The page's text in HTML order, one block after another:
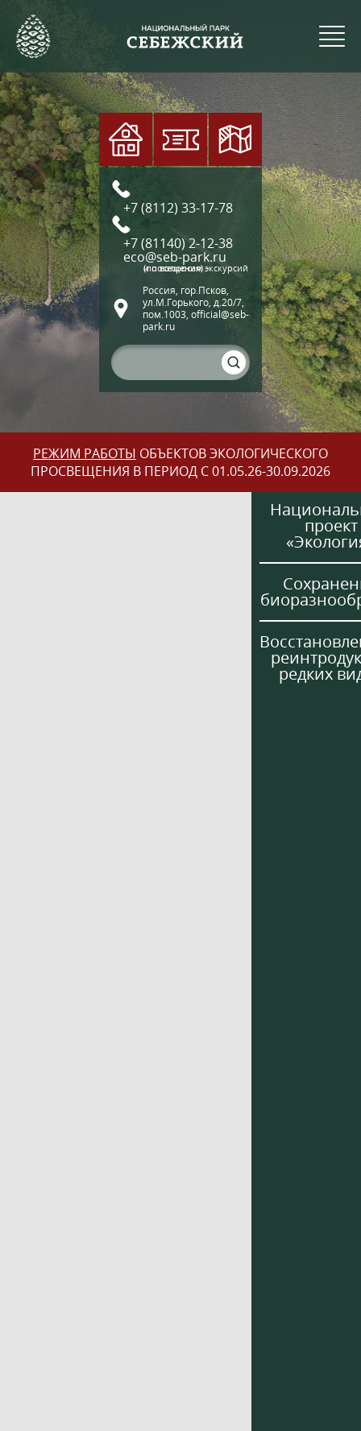
+7 (8112) 33-17-78
+7 (81140) 2-12-38
eco@seb-park.ru
(по вопросам экскурсий и посещения)
Россия, гор.Псков,
ул.М.Горького, д.20/7,
пом.1003, official@seb-
park.ru
РЕЖИМ РАБОТЫ ОБЪЕКТОВ ЭКОЛОГИЧЕСКОГО
ПРОСВЕЩЕНИЯ В ПЕРИОД С 01.05.26-30.09.2026
проект
редких